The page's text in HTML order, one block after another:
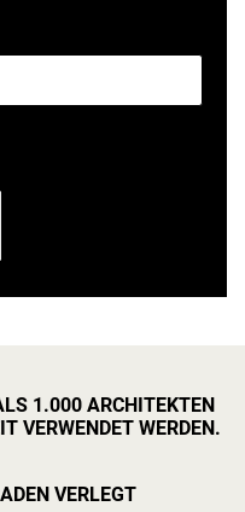
1.000 ARCHITEKTEN
VERWENDET WERDEN.
VERLEGT